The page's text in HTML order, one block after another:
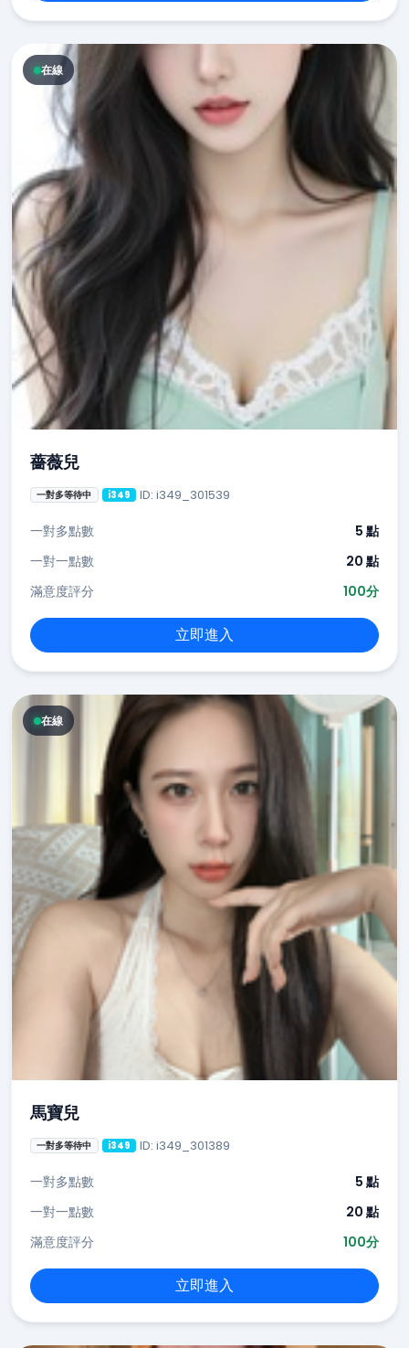
在線
薔薇兒
一對多等待中 i349 ID: i349_301539
一對多點數
5 點
一對一點數
20 點
滿意度評分
100分
立即進入
在線
馬寶兒
一對多等待中 i349 ID: i349_301389
一對多點數
5 點
一對一點數
20 點
滿意度評分
100分
立即進入